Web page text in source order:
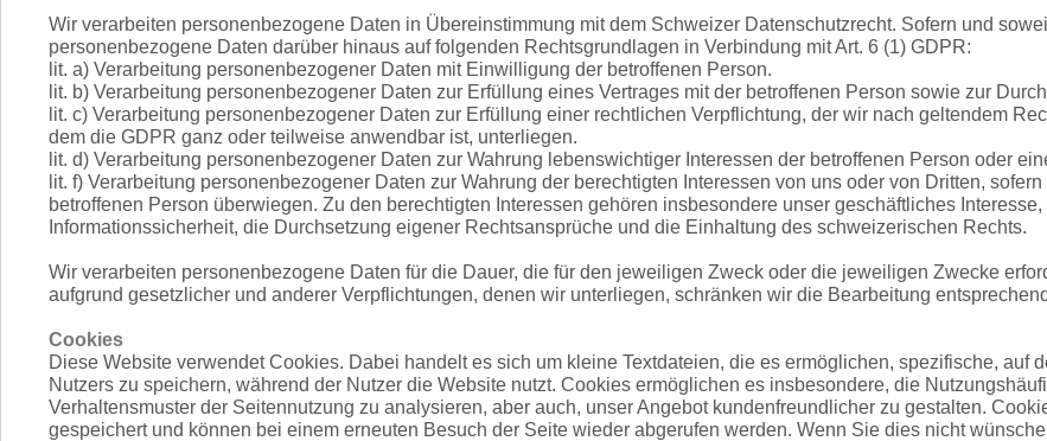
Wir verarbeiten personenbezogene Daten in Übereinstimmung mit dem Schweizer Datenschutzrecht. Sofern und
personenbezogene Daten darüber hinaus auf folgenden Rechtsgrundlagen in Verbindung mit Art. 6 (1) GDPR:
lit. a) Verarbeitung personenbezogener Daten mit Einwilligung der betroffenen Person.
lit. b) Verarbeitung personenbezogener Daten zur Erfüllung eines Vertrages mit der betroffenen Person sowie zur
lit. c) Verarbeitung personenbezogener Daten zur Erfüllung einer rechtlichen Verpflichtung, der wir nach geltendem
dem die GDPR ganz oder teilweise anwendbar ist, unterliegen.
lit. d) Verarbeitung personenbezogener Daten zur Wahrung lebenswichtiger Interessen der betroffenen Person oder
lit. f) Verarbeitung personenbezogener Daten zur Wahrung der berechtigten Interessen von uns oder von Dritten,
betroffenen Person überwiegen. Zu den berechtigten Interessen gehören insbesondere unser geschäftliches
Informationssicherheit, die Durchsetzung eigener Rechtsansprüche und die Einhaltung des schweizerischen Rechts.
Wir verarbeiten personenbezogene Daten für die Dauer, die für den jeweiligen Zweck oder die jeweiligen Zwecke
aufgrund gesetzlicher und anderer Verpflichtungen, denen wir unterliegen, schränken wir die Bearbeitung
Cookies
Diese Website verwendet Cookies. Dabei handelt es sich um kleine Textdateien, die es ermöglichen, spezifische, auf
Nutzers zu speichern, während der Nutzer die Website nutzt. Cookies ermöglichen es insbesondere, die
Verhaltensmuster der Seitennutzung zu analysieren, aber auch, unser Angebot kundenfreundlicher zu gestalten.
gespeichert und können bei einem erneuten Besuch der Seite wieder abgerufen werden. Wenn Sie dies nicht